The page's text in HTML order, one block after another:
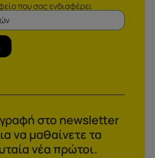
που σας ενδιαφέρει
στο newsletter
να μαθαίνετε τα
νέα πρώτοι.